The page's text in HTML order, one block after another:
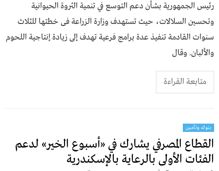
رئيس الجمهورية بشأن دعم التوسع في تنمية الثروة الحيوانية
وتحسين السلالات، حيث تستهدف وزارة الزراعة فى خطتها للثلاث
سنوات القادمة تنفيذ عدة برامج فرعية تهدف إلى زيادة إنتاجية اللحوم
والألبان. وقال
متابعة القراءة
بنوك وتأمين
القطاع المصرفي يشارك في «أسبوع الخير» لدعم
الفئات الأولى بالرعاية بالإسكندرية